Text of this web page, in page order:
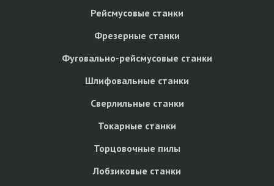
Рейсмусовые станки
Фрезерные станки
Фуговально-рейсмусовые станки
Шлифовальные станки
Сверлильные станки
Токарные станки
Торцовочные пилы
Лобзиковые станки